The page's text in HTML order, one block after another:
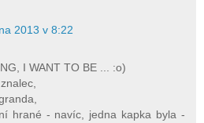
2013 v 8:22
I WANT TO BE ... :o)
hrané - navíc, jedna kapka byla -